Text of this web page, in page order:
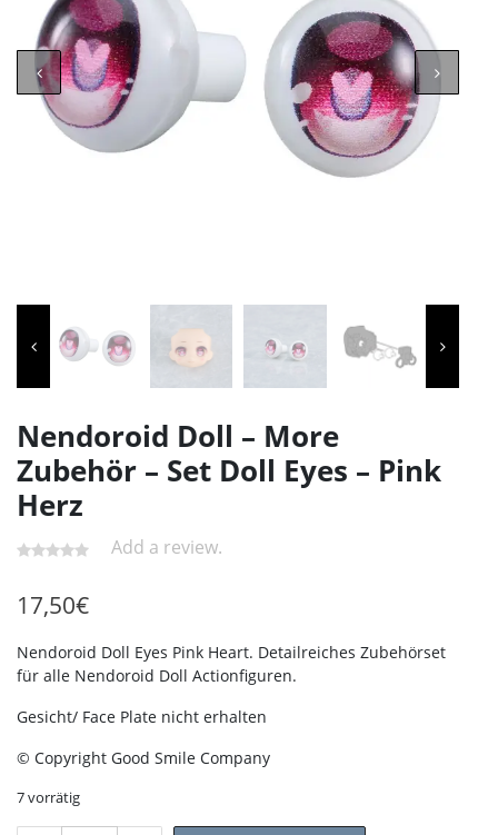
Nendoroid Doll – More
Zubehör – Set Doll Eyes – Pink
Herz
Add a review.
17,50€
Nendoroid Doll Eyes Pink Heart. Detailreiches Zubehörset
für alle Nendoroid Doll Actionfiguren.
Gesicht/ Face Plate nicht erhalten
© Copyright Good Smile Company
7 vorrätig